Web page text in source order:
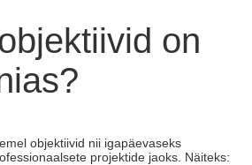
on
objektiivid nii igapäevaseks
projektide jaoks. Näiteks: